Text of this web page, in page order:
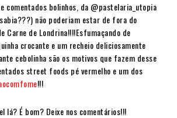
comentados bolinhos, da @pastelaria_utopia
não poderiam estar de fora do
Carne de Londrina!!!!Esfumaçando de
crocante e um recheio deliciosamente
cebolinha são os motivos que fazem desse
street foods pé vermelho e um dos
!!!
lá? É bom? Deixe nos comentários!!!